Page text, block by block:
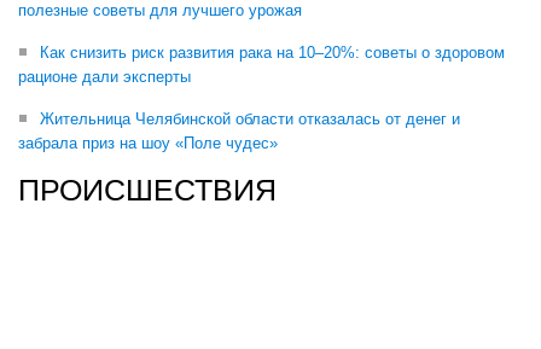
полезные советы для лучшего урожая
Как снизить риск развития рака на 10–20%: советы о здоровом
рационе дали эксперты
Жительница Челябинской области отказалась от денег и
забрала приз на шоу «Поле чудес»
ПРОИСШЕСТВИЯ